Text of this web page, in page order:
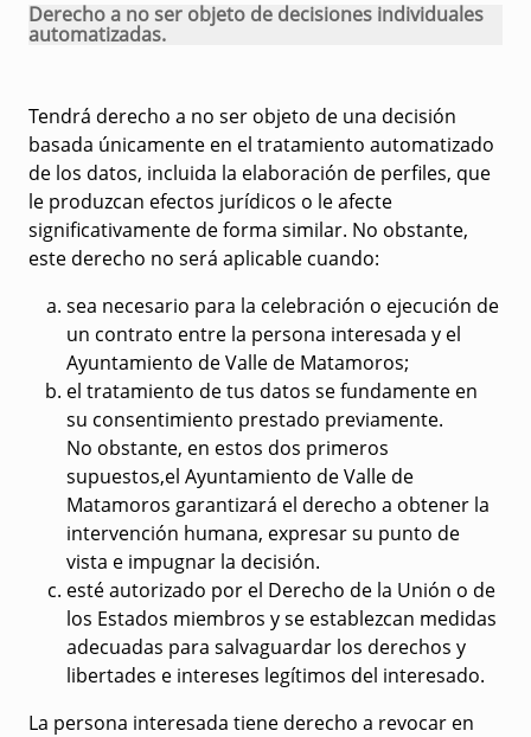
Derecho a no ser objeto de decisiones individuales
automatizadas.
Tendrá derecho a no ser objeto de una decisión
basada únicamente en el tratamiento automatizado
de los datos, incluida la elaboración de perfiles, que
le produzcan efectos jurídicos o le afecte
significativamente de forma similar. No obstante,
este derecho no será aplicable cuando:
sea necesario para la celebración o ejecución de
un contrato entre la persona interesada y el
Ayuntamiento de Valle de Matamoros;
el tratamiento de tus datos se fundamente en
su consentimiento prestado previamente.
No obstante, en estos dos primeros
supuestos,el Ayuntamiento de Valle de
Matamoros garantizará el derecho a obtener la
intervención humana, expresar su punto de
vista e impugnar la decisión.
esté autorizado por el Derecho de la Unión o de
los Estados miembros y se establezcan medidas
adecuadas para salvaguardar los derechos y
libertades e intereses legítimos del interesado.
La persona interesada tiene derecho a revocar en